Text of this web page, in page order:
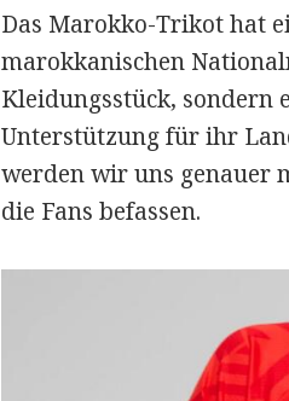
Das Marokko-Trikot hat
marokkanischen
Kleidungsstück, sondern
Unterstützung für ihr
werden wir uns genauer
die Fans befassen.